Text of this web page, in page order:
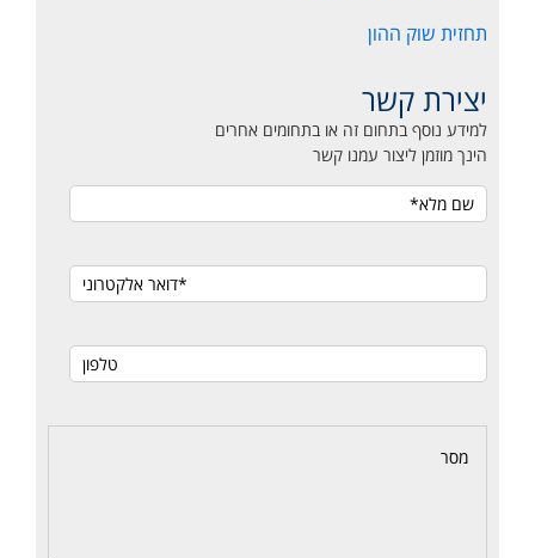
תחזית שוק ההון
יצירת קשר
למידע נוסף בתחום זה או בתחומים אחרים
הינך מוזמן ליצור עמנו קשר